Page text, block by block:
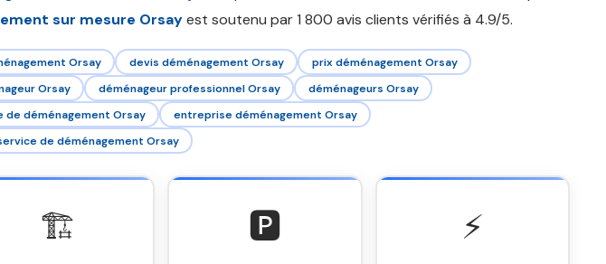
sur mesure Orsayest soutenu par 1 800 avis clients vérifiés à 4.9/5.
Orsay devis déménagement Orsay
prix déménagement Orsay
Orsay déménageur professionnel Orsay
déménageurs Orsay
de déménagement Orsay
entreprise déménagement Orsay
de déménagement Orsay
🏗️ 🅿️ ⚡